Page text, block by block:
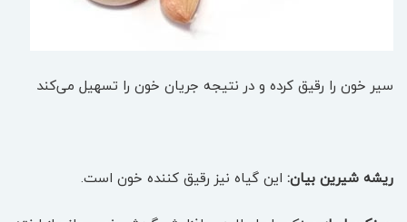
سیر خون را رقیق کرده و در نتیجه جریان خون را تسهیل می‌کند
ریشه شیرین بیان: این گیاه نیز رقیق کننده خون است.